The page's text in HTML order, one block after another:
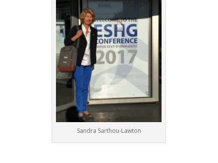
Sandra Sarthou-Lawton